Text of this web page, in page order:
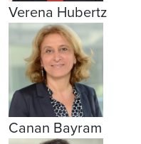
Verena Hubertz
Canan Bayram